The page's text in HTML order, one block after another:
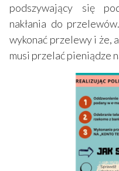
podszywający się
nakłania do
wykonać przelewy i że,
musi przelać pieniądze